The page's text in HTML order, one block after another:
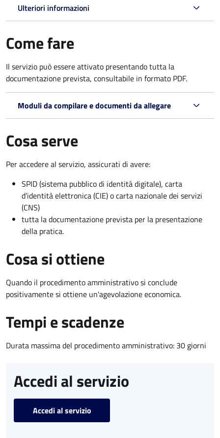
Ulteriori informazioni
Come fare
Il servizio può essere attivato presentando tutta la
documentazione prevista, consultabile in formato PDF.
Moduli da compilare e documenti da allegare
Cosa serve
Per accedere al servizio, assicurati di avere:
SPID (sistema pubblico di identità digitale), carta
d’identità elettronica (CIE) o carta nazionale dei servizi
(CNS)
tutta la documentazione prevista per la presentazione
della pratica.
Cosa si ottiene
Quando il procedimento amministrativo si conclude
positivamente si ottiene un'agevolazione economica.
Tempi e scadenze
Durata massima del procedimento amministrativo: 30 giorni
Accedi al servizio
Accedi al servizio